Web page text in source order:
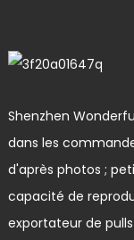
Shenzhen
dans les
d'après photos ;
capacité de
exportateur de